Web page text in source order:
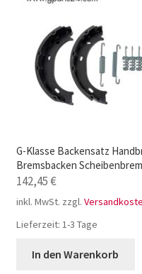
G-Klasse Backensatz
Bremsbacken
142,45€
inkl. MwSt. zzgl.
Lieferzeit: 1-3 Tage
In den Warenkorb